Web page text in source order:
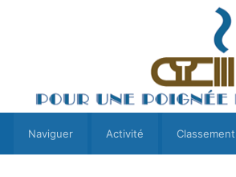
Naviguer Activité Classement